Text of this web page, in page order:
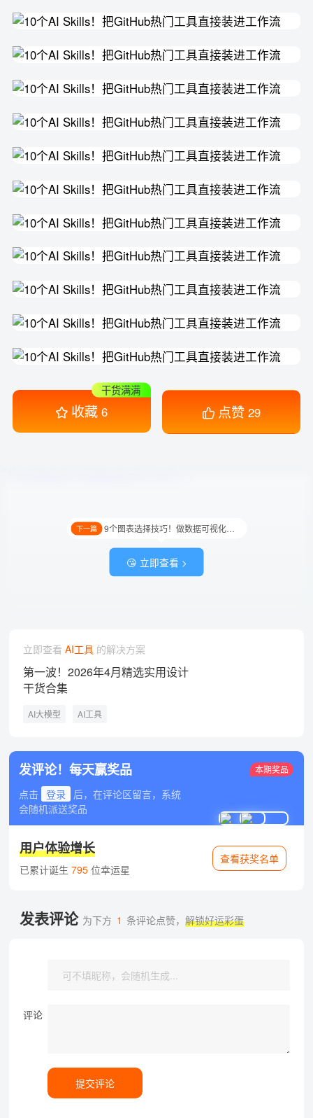
收藏 6
干货满满
点赞 29
😘 立即查看 >
下一篇 9个图表选择技巧！做数据可视化终于不纠结了
立即查看 AI工具的解决方案
第一波！2026年4月精选实用设计
干货合集
AI大模型 AI工具
发评论！每天赢奖品
点击 登录
后，在评论区留言，系统
会随机派送奖品
本期奖品
用户体验增长
已累计诞生 795位幸运星
查看获奖名单
发表评论 为下方 1 条评论点赞，解锁好运彩蛋
评论
提交评论